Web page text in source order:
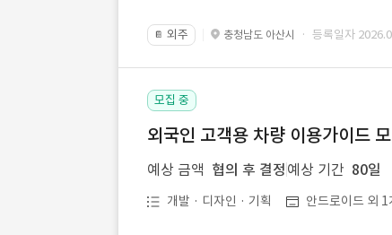
📔 외주 충청남도 아산시 · 등록일자
모집 중
외국인 고객용 차량 이용가이드
예상 금액 협의 후 결정 예상 기간 80일
개발 · 디자인 · 기획 안드로이드 외 1